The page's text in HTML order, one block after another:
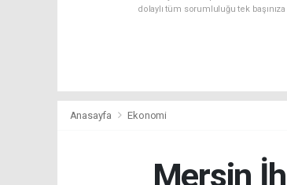
dolaylı tüm sorumluluğu tek
Anasayfa Ekonomi
Mersin